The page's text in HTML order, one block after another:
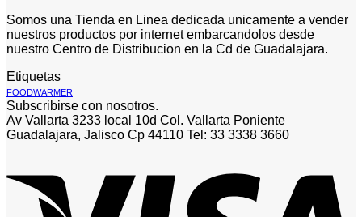
Somos una Tienda en Linea dedicada unicamente a vender
nuestros productos por internet embarcandolos desde
nuestro Centro de Distribucion en la Cd de Guadalajara.
Etiquetas
FOODWARMER
Subscribirse con nosotros.
Av Vallarta 3233 local 10d Col. Vallarta Poniente
Guadalajara, Jalisco Cp 44110 Tel: 33 3338 3660